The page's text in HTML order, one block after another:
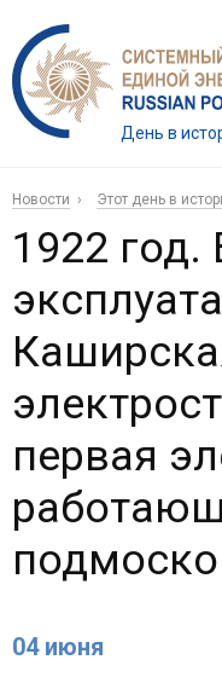
День в
Новости Этот день в
1922 год.
первая
04 июня